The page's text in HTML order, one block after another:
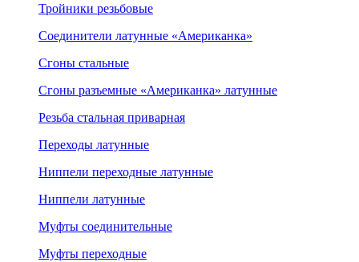
Тройники резьбовые
Соединители латунные «Американка»
Сгоны стальные
Сгоны разъемные «Американка» латунные
Резьба стальная приварная
Переходы латунные
Ниппели переходные латунные
Ниппели латунные
Муфты соединительные
Муфты переходные